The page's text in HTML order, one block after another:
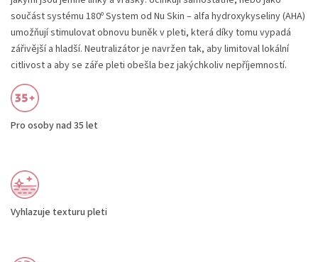
součást systému 180º System od Nu Skin – alfa hydroxykyseliny (AHA)
umožňují stimulovat obnovu buněk v pleti, která díky tomu vypadá
zářivější a hladší. Neutralizátor je navržen tak, aby limitoval lokální
citlivost a aby se záře pleti obešla bez jakýchkoliv nepříjemností.
Pro osoby nad 35 let
Vyhlazuje texturu pleti